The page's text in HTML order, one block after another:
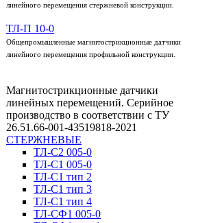
линейного перемещения стержневой конструкции.
ТЛ-П 10-0
Общепромышленные магнитострикционные датчики
линейного перемещения профильной конструкции.
Магнитострикционные датчики
линейных перемещений. Серийное
производство в соответствии с ТУ
26.51.66-001-43519818-2021
СТЕРЖНЕВЫЕ
ТЛ-C2 005-0
ТЛ-C1 005-0
ТЛ-C1 тип 2
ТЛ-C1 тип 3
ТЛ-С1 тип 4
ТЛ-CФ1 005-0